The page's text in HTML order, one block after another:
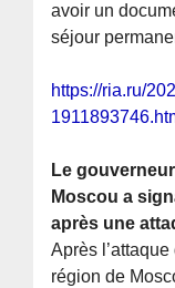
avoir un
séjour
https://ria.ru/
Le
Moscou a
après une
Après
région de